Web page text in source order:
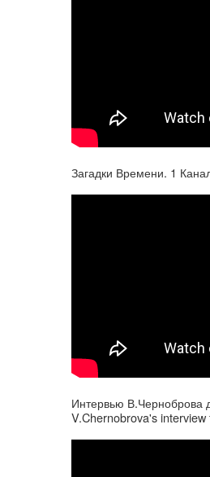
Загадки Времени. 1
Интервью В.Черноброва
V.Chernobrova's